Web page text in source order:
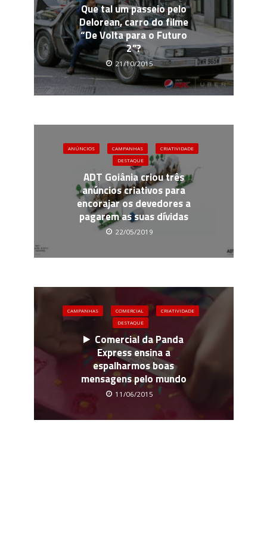
Que tal um passeio pelo
Delorean, carro do filme
“De Volta para o Futuro
2”?
21/10/2015
ANÚNCIOS CAMPANHAS
CRIATIVIDADE
DESTAQUE
ADT Goiânia criou três
anúncios criativos para
encorajar os devedores a
pagarem as suas dívidas
22/05/2019
CAMPANHAS COMERCIAL
CRIATIVIDADE
DESTAQUE
Comercial da Panda
Express ensina a
espalharmos boas
mensagens pelo mundo
11/06/2015